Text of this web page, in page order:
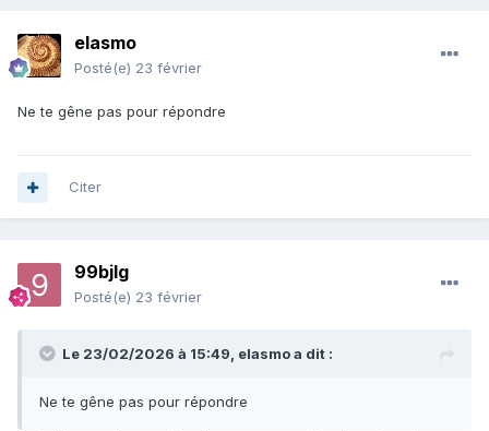
elasmo
Posté(e) 23 février
Ne te gêne pas pour répondre
Citer
99bjlg
Posté(e) 23 février
Le 23/02/2026 à 15:49, elasmoa dit :
Ne te gêne pas pour répondre